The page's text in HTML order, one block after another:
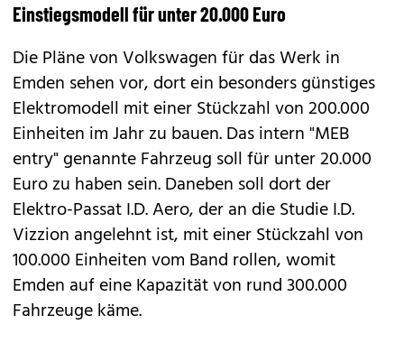
Einstiegsmodell für unter 20.000 Euro
Die Pläne von Volkswagen für das Werk in
Emden sehen vor, dort ein besonders günstiges
Elektromodell mit einer Stückzahl von 200.000
Einheiten im Jahr zu bauen. Das intern "MEB
entry" genannte Fahrzeug soll für unter 20.000
Euro zu haben sein. Daneben soll dort der
Elektro-Passat I.D. Aero, der an die StudieI.D.
Vizzion angelehnt ist, mit einer Stückzahl von
100.000 Einheiten vom Band rollen, womit
Emden auf eine Kapazität von rund 300.000
Fahrzeuge käme.